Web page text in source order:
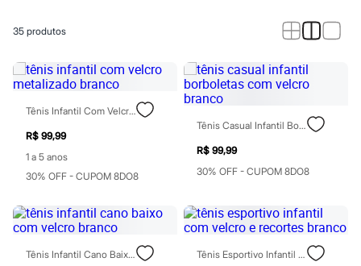
Jeans
Saias
Shorts e Bermudas
Vestidos
Acessórios
Bolsas
Bonés e Chapéus
Cintos
Óculos
Calçados
Botas
Chinelos
Rasteirinhas
35 produtos
Tênis Infantil Com Velcro Metalizado Branco
R$ 99,99
1 a 5 anos
30% OFF - CUPOM 8DO8
Tênis Casual Infantil Borboletas Com Velcro Branco
R$ 99,99
30% OFF - CUPOM 8DO8
Tênis Infantil Cano Baixo Com Velcro Branco Tênis Esportivo Infantil Com Velcro E Recortes Branco